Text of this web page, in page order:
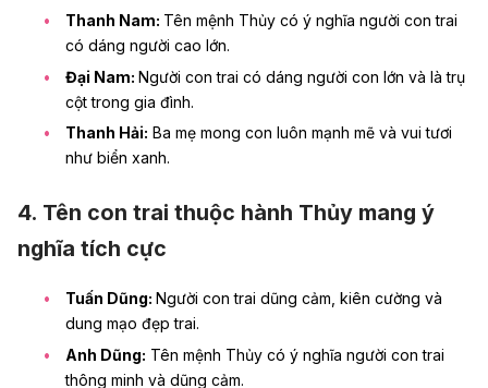
Thanh Nam: Tên mệnh Thủy có ý nghĩa người con trai
có dáng người cao lớn.
Đại Nam: Người con trai có dáng người con lớn và là trụ
cột trong gia đình.
Thanh Hải: Ba mẹ mong con luôn mạnh mẽ và vui tươi
như biển xanh.
4. Tên con trai thuộc hành Thủy mang ý
nghĩa tích cực
Tuấn Dũng: Người con trai dũng cảm, kiên cường và
dung mạo đẹp trai.
Anh Dũng: Tên mệnh Thủy có ý nghĩa người con trai
thông minh và dũng cảm.